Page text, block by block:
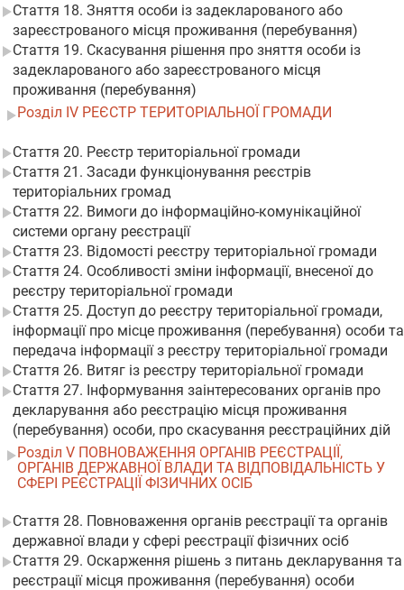
Стаття 18. Зняття особи із задекларованого або
зареєстрованого місця проживання (перебування)
Стаття 19. Скасування рішення про зняття особи із
задекларованого або зареєстрованого місця
проживання (перебування)
Розділ IV РЕЄСТР ТЕРИТОРІАЛЬНОЇ ГРОМАДИ
Стаття 20. Реєстр територіальної громади
Стаття 21. Засади функціонування реєстрів
територіальних громад
Стаття 22. Вимоги до інформаційно-комунікаційної
системи органу реєстрації
Стаття 23. Відомості реєстру територіальної громади
Стаття 24. Особливості зміни інформації, внесеної до
реєстру територіальної громади
Стаття 25. Доступ до реєстру територіальної громади,
інформації про місце проживання (перебування) особи та
передача інформації з реєстру територіальної громади
Стаття 26. Витяг із реєстру територіальної громади
Стаття 27. Інформування заінтересованих органів про
декларування або реєстрацію місця проживання
(перебування) особи, про скасування реєстраційних дій
Розділ V ПОВНОВАЖЕННЯ ОРГАНІВ РЕЄСТРАЦІЇ,
ОРГАНІВ ДЕРЖАВНОЇ ВЛАДИ ТА ВІДПОВІДАЛЬНІСТЬ У
СФЕРІ РЕЄСТРАЦІЇ ФІЗИЧНИХ ОСІБ
Стаття 28. Повноваження органів реєстрації та органів
державної влади у сфері реєстрації фізичних осіб
Стаття 29. Оскарження рішень з питань декларування та
реєстрації місця проживання (перебування) особи